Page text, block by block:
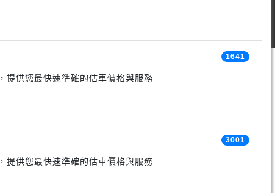
1641
提供您最快速準確的估車價格與服務
3001
提供您最快速準確的估車價格與服務